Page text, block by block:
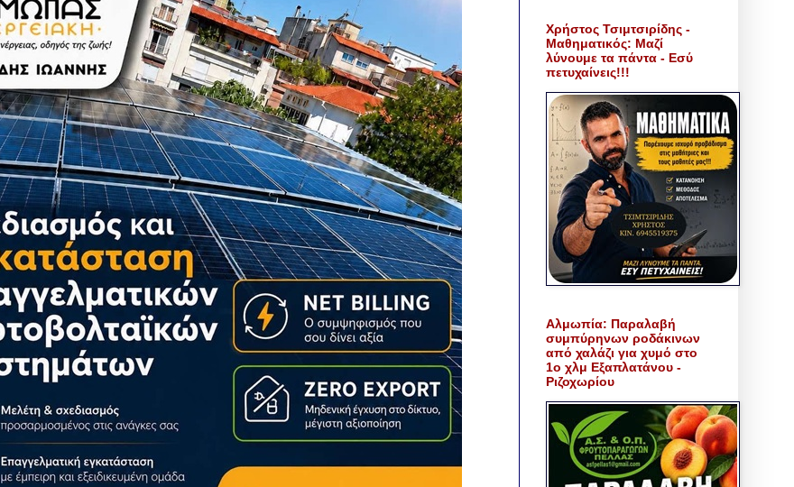
Χρήστος Τσιμτσιρίδης -
Μαθηματικός: Μαζί
λύνουμε τα πάντα - Εσύ
πετυχαίνεις!!!
Αλμωπία: Παραλαβή
συμπύρηνων ροδάκινων
από χαλάζι για χυμό στο
1ο χλμ Εξαπλατάνου -
Ριζοχωρίου